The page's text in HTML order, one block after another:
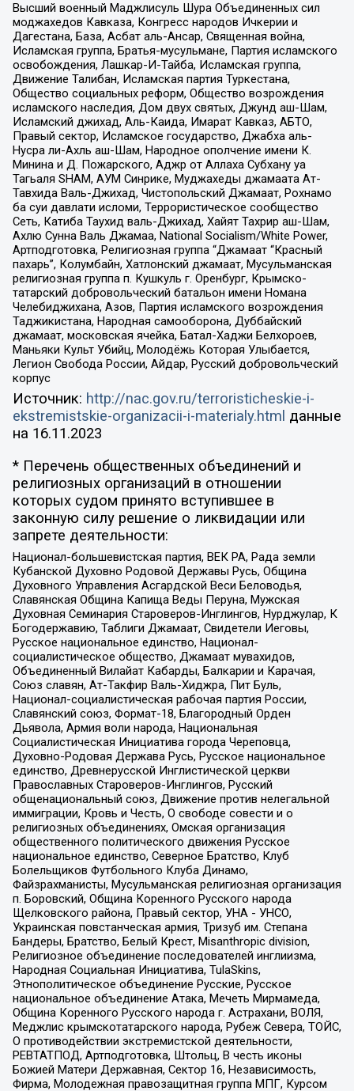
Высший военный Маджлисуль Шура Объединенных сил
моджахедов Кавказа, Конгресс народов Ичкерии и
Дагестана, База, Асбат аль-Ансар, Священная война,
Исламская группа, Братья-мусульмане, Партия исламского
освобождения, Лашкар-И-Тайба, Исламская группа,
Движение Талибан, Исламская партия Туркестана,
Общество социальных реформ, Общество возрождения
исламского наследия, Дом двух святых, Джунд аш-Шам,
Исламский джихад, Аль-Каида, Имарат Кавказ, АБТО,
Правый сектор, Исламское государство, Джабха аль-
Нусра ли-Ахль аш-Шам, Народное ополчение имени К.
Минина и Д. Пожарского, Аджр от Аллаха Субхану уа
Тагьаля SHAM, АУМ Синрике, Муджахеды джамаата Ат-
Тавхида Валь-Джихад, Чистопольский Джамаат, Рохнамо
ба суи давлати исломи, Террористическое сообщество
Сеть, Катиба Таухид валь-Джихад, Хайят Тахрир аш-Шам,
Ахлю Сунна Валь Джамаа, National Socialism/White Power,
Артподготовка, Религиозная группа “Джамаат “Красный
пахарь”, Колумбайн, Хатлонский джамаат, Мусульманская
религиозная группа п. Кушкуль г. Оренбург, Крымско-
татарский добровольческий батальон имени Номана
Челебиджихана, Азов, Партия исламского возрождения
Таджикистана, Народная самооборона, Дуббайский
джамаат, московская ячейка, Батал-Хаджи Белхороев,
Маньяки Культ Убийц, Молодёжь Которая Улыбается,
Легион Свобода России, Айдар, Русский добровольческий
корпус
Источник: http://nac.gov.ru/terroristicheskie-i-
ekstremistskie-organizacii-i-materialy.html данные
на 16.11.2023
* Перечень общественных объединений и
религиозных организаций в отношении
которых судом принято вступившее в
законную силу решение о ликвидации или
запрете деятельности:
Национал-большевистская партия, ВЕК РА, Рада земли
Кубанской Духовно Родовой Державы Русь, Община
Духовного Управления Асгардской Веси Беловодья,
Славянская Община Капища Веды Перуна, Мужская
Духовная Семинария Староверов-Инглингов, Нурджулар, К
Богодержавию, Таблиги Джамаат, Свидетели Иеговы,
Русское национальное единство, Национал-
социалистическое общество, Джамаат мувахидов,
Объединенный Вилайат Кабарды, Балкарии и Карачая,
Союз славян, Ат-Такфир Валь-Хиджра, Пит Буль,
Национал-социалистическая рабочая партия России,
Славянский союз, Формат-18, Благородный Орден
Дьявола, Армия воли народа, Национальная
Социалистическая Инициатива города Череповца,
Духовно-Родовая Держава Русь, Русское национальное
единство, Древнерусской Инглистической церкви
Православных Староверов-Инглингов, Русский
общенациональный союз, Движение против нелегальной
иммиграции, Кровь и Честь, О свободе совести и о
религиозных объединениях, Омская организация
общественного политического движения Русское
национальное единство, Северное Братство, Клуб
Болельщиков Футбольного Клуба Динамо,
Файзрахманисты, Мусульманская религиозная организация
п. Боровский, Община Коренного Русского народа
Щелковского района, Правый сектор, УНА - УНСО,
Украинская повстанческая армия, Тризуб им. Степана
Бандеры, Братство, Белый Крест, Misanthropic division,
Религиозное объединение последователей инглиизма,
Народная Социальная Инициатива, TulaSkins,
Этнополитическое объединение Русские, Русское
национальное объединение Атака, Мечеть Мирмамеда,
Община Коренного Русского народа г. Астрахани, ВОЛЯ,
Меджлис крымскотатарского народа, Рубеж Севера, ТОЙС,
О противодействии экстремистской деятельности,
РЕВТАТПОД, Артподготовка, Штольц, В честь иконы
Божией Матери Державная, Сектор 16, Независимость,
Фирма, Молодежная правозащитная группа МПГ, Курсом